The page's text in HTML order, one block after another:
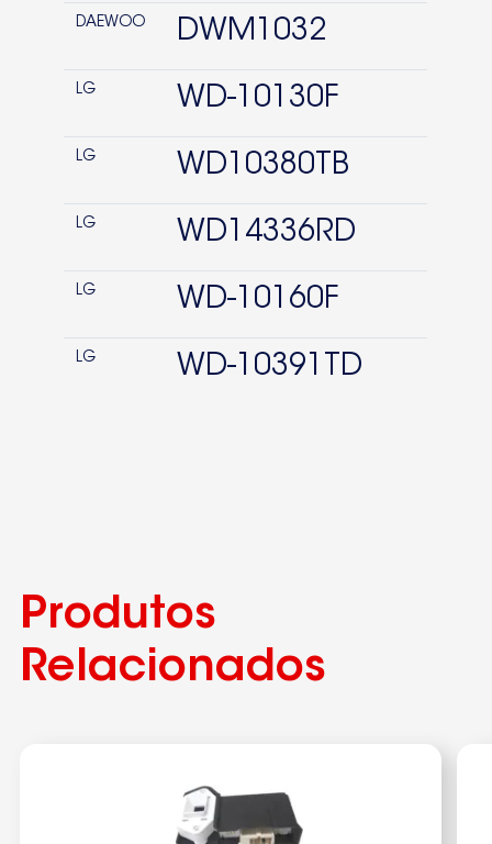
DAEWOO DWM1032
LG WD-10130F
LG WD10380TB
LG WD14336RD
LG WD-10160F
LG WD-10391TD
Produtos
Relacionados